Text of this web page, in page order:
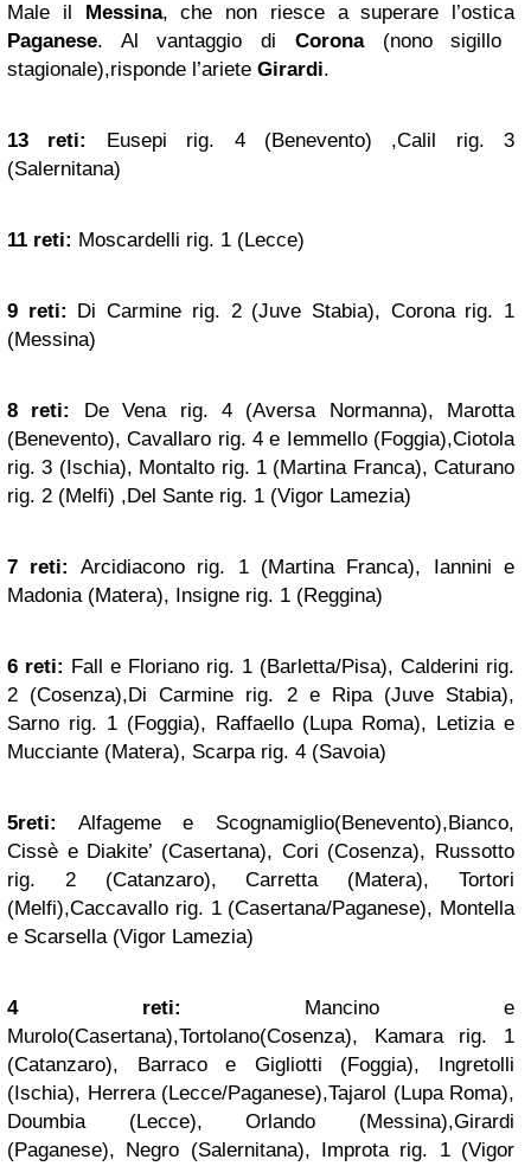
Male il
Messina, che non riesce a superare l’ostica
Paganese. Al vantaggio di Corona(nono sigillo
stagionale),risponde l’ariete Girardi.
13 reti:
Eusepi rig. 4 (Benevento) ,Calil rig. 3
(Salernitana)
11 reti: Moscardelli rig. 1 (Lecce)
9 reti: Di Carmine rig. 2 (Juve Stabia), Corona rig. 1
(Messina)
8 reti:
De Vena rig. 4 (Aversa Normanna), Marotta
(Benevento), Cavallaro rig. 4 e Iemmello (Foggia),Ciotola
rig. 3 (Ischia), Montalto rig. 1 (Martina Franca), Caturano
rig. 2 (Melfi) ,Del Sante rig. 1 (Vigor Lamezia)
7 reti:
Arcidiacono rig. 1 (Martina Franca), Iannini e
Madonia (Matera), Insigne rig. 1 (Reggina)
6 reti: Fall e Floriano rig. 1 (Barletta/Pisa), Calderini rig.
2 (Cosenza),Di Carmine rig. 2 e Ripa (Juve Stabia),
Sarno rig. 1 (Foggia), Raffaello (Lupa Roma), Letizia e
Mucciante (Matera), Scarpa rig. 4 (Savoia)
5reti:
Alfageme e Scognamiglio(Benevento),Bianco,
Cissè e Diakite’ (Casertana), Cori (Cosenza), Russotto
rig. 2 (Catanzaro), Carretta (Matera), Tortori
(Melfi),Caccavallo rig. 1 (Casertana/Paganese), Montella
e Scarsella (Vigor Lamezia)
4 reti: Mancino e
Murolo(Casertana),Tortolano(Cosenza), Kamara rig. 1
(Catanzaro), Barraco e Gigliotti (Foggia), Ingretolli
(Ischia), Herrera (Lecce/Paganese),Tajarol (Lupa Roma),
Doumbia (Lecce), Orlando (Messina),Girardi
(Paganese), Negro (Salernitana), Improta rig. 1 (Vigor